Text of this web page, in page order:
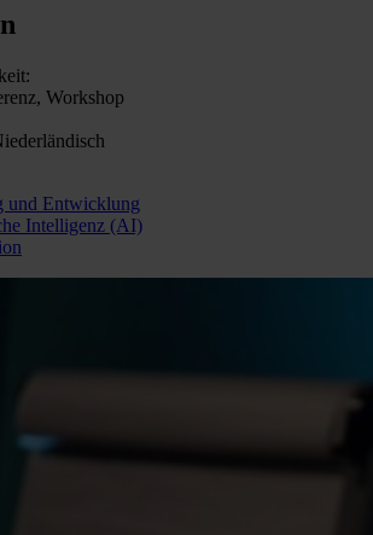
Workshop
und Entwicklung
Intelligenz (AI)